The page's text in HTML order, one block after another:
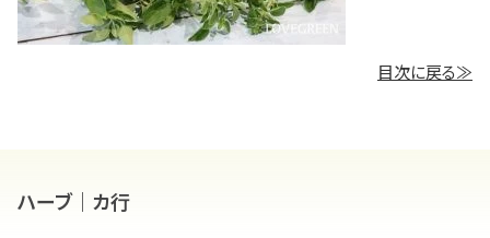
目次に戻る≫
ハーブ｜カ行